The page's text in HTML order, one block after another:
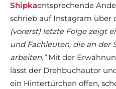
Shipkaentsprechende
schrieb auf Instagram über
(vorerst) letzte Folge zeigt
und Fachleuten, die an der
arbeiten.“Mit der
lässt der Drehbuchautor
ein Hintertürchen offen,